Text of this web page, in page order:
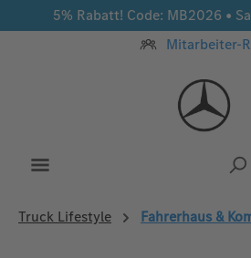
Zum Hauptinhalt springen
5% Rabatt! Code: MB2026 •
Mitarbeiter-
Truck Lifestyle Fahrerhaus &